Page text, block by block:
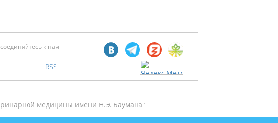
к нам
RSS
медицины имени Н.Э. Баумана"